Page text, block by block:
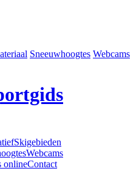
Sneeuwhoogtes Webcams
Skigebieden
Webcams
onlineContact